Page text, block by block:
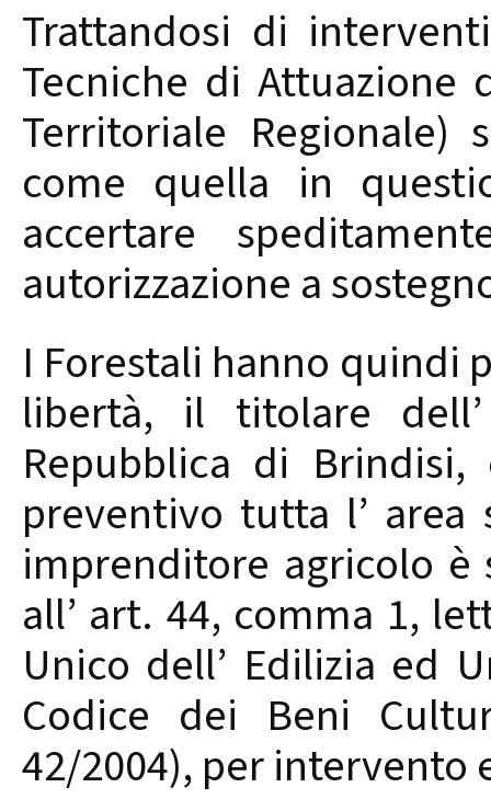
Trattandosi di
Tecniche di Attuazione
Territoriale Regionale)
come quella in
accertare
autorizzazione a
I Forestali hanno quindi
libertà, il titolare
Repubblica di
preventivo tutta l’ area
imprenditore agricolo
all’ art. 44, comma 1,
Unico dell’ Edilizia ed
Codice dei Beni
42/2004), per